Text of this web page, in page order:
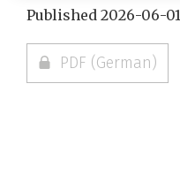
Published 2026-06-01
PDF (German)